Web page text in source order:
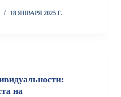
18 ЯНВАРЯ 2025 Г.
на